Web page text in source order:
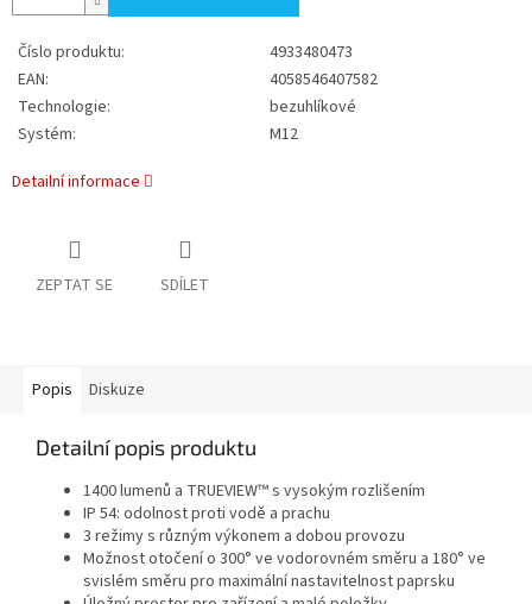
Číslo produktu:
4933480473
EAN:
4058546407582
Technologie:
bezuhlíkové
Systém:
M12
Detailní informace
ZEPTAT SE SDÍLET
Popis Diskuze
Detailní popis produktu
1400 lumenů a TRUEVIEW™ s vysokým rozlišením
IP 54: odolnost proti vodě a prachu
3 režimy s různým výkonem a dobou provozu
Možnost otočení o 300° ve vodorovném směru a 180° ve
svislém směru pro maximální nastavitelnost paprsku